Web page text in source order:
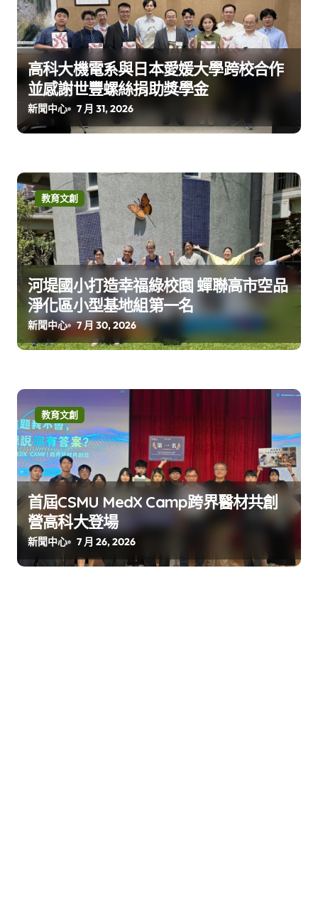
高科大機電系與日本愛媛大學跨校合作
並感謝世豐螺絲捐助獎學金
新聞中心 7 月 31, 2026
教育文創
河堤國小打造幸福綠校園 蟬聯高市空品
淨化區小型基地組第一名
新聞中心 7 月 30, 2026
教育文創
首屆CSMU MedX Camp跨界醫材共創
營高科大登場
新聞中心 7 月 26, 2026